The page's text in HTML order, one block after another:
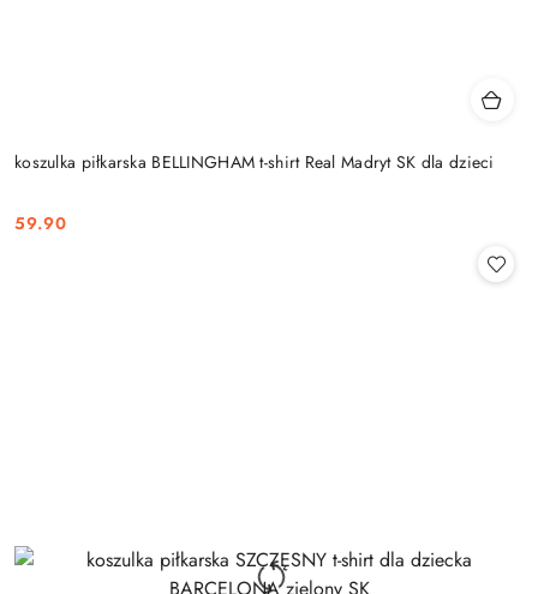
koszulka piłkarska BELLINGHAM t-shirt Real Madryt SK dla dzieci
Cena:
59.90